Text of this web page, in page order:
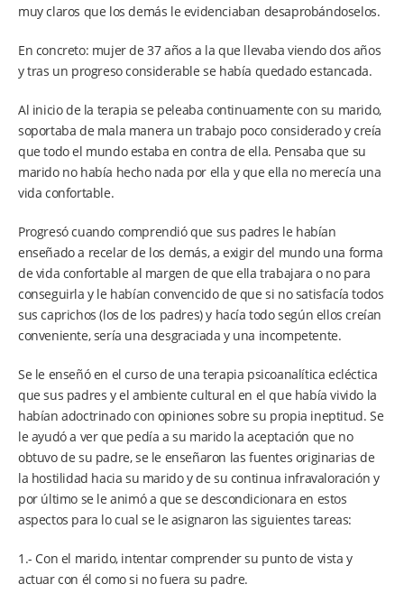
muy claros que los demás le evidenciaban desaprobándoselos.
En concreto: mujer de 37 años a la que llevaba viendo dos años
y tras un progreso considerable se había quedado estancada.
Al inicio de la terapia se peleaba continuamente con su marido,
soportaba de mala manera un trabajo poco considerado y creía
que todo el mundo estaba en contra de ella. Pensaba que su
marido no había hecho nada por ella y que ella no merecía una
vida confortable.
Progresó cuando comprendió que sus padres le habían
enseñado a recelar de los demás, a exigir del mundo una forma
de vida confortable al margen de que ella trabajara o no para
conseguirla y le habían convencido de que si no satisfacía todos
sus caprichos (los de los padres) y hacía todo según ellos creían
conveniente, sería una desgraciada y una incompetente.
Se le enseñó en el curso de una terapia psicoanalítica ecléctica
que sus padres y el ambiente cultural en el que había vivido la
habían adoctrinado con opiniones sobre su propia ineptitud. Se
le ayudó a ver que pedía a su marido la aceptación que no
obtuvo de su padre, se le enseñaron las fuentes originarias de
la hostilidad hacia su marido y de su continua infravaloración y
por último se le animó a que se descondicionara en estos
aspectos para lo cual se le asignaron las siguientes tareas:
1.- Con el marido, intentar comprender su punto de vista y
actuar con él como si no fuera su padre.